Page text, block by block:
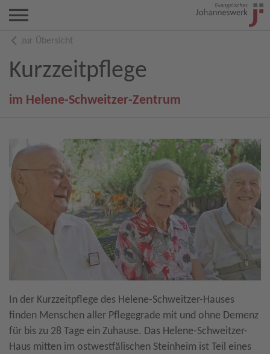
zur Übersicht
Kurzzeitpflege
im Helene-Schweitzer-Zentrum
In der Kurzzeitpflege des Helene-Schweitzer-Hauses
finden Menschen aller Pflegegrade mit und ohne Demenz
für bis zu 28 Tage ein Zuhause. Das Helene-Schweitzer-
Haus mitten im ostwestfälischen Steinheim ist Teil eines